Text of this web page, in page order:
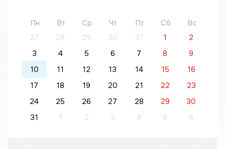
Пн Вт Ср Чт Пт Сб
Вс
27
28 29 30 31 1
2
3
4 5 6 7 8
9
10
11 12 13 14 15
16
17
18 19 20 21 22
23
24
25 26 27 28 29
30
31
1 2 3 4 5 6